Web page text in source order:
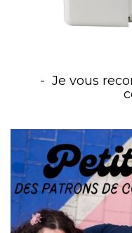
Je vous